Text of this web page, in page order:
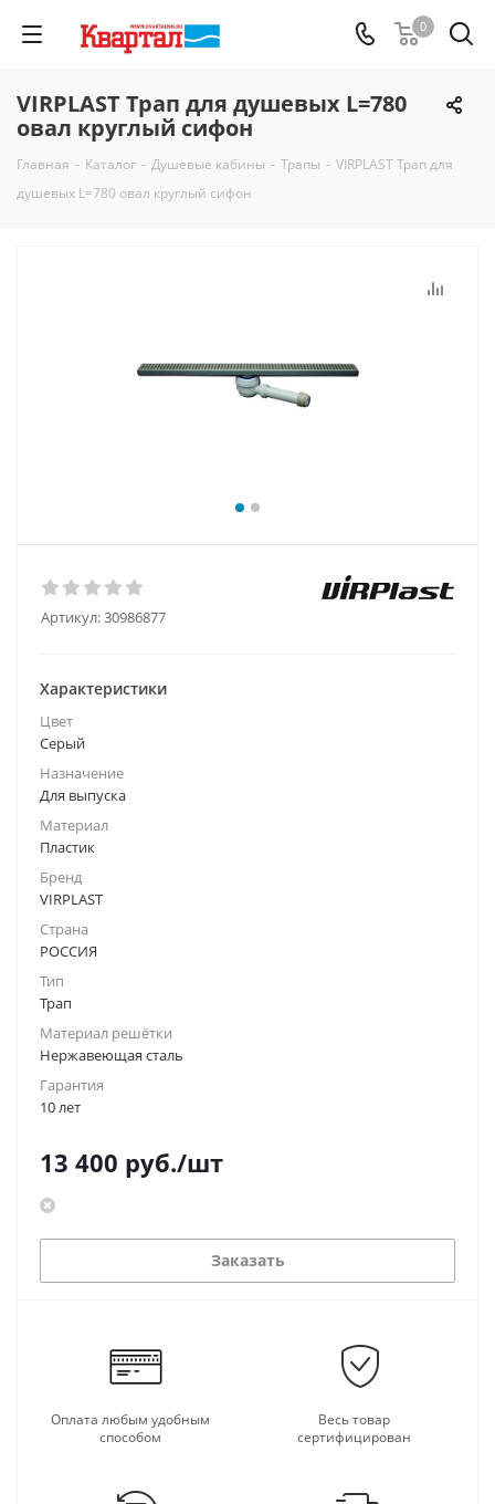
0
VIRPLAST Трап для душевых L=780
овал круглый сифон
Главная - Каталог - Душевые кабины - Трапы - VIRPLAST Трап для
душевых L=780 овал круглый сифон
Артикул:30986877
Характеристики
Цвет
Серый
Назначение
Для выпуска
Материал
Пластик
Бренд
VIRPLAST
Страна
РОССИЯ
Тип
Трап
Материал решётки
Нержавеющая сталь
Гарантия
10 лет
13 400 руб./шт
Заказать
Оплата любым удобным
способом
Весь товар
сертифицирован